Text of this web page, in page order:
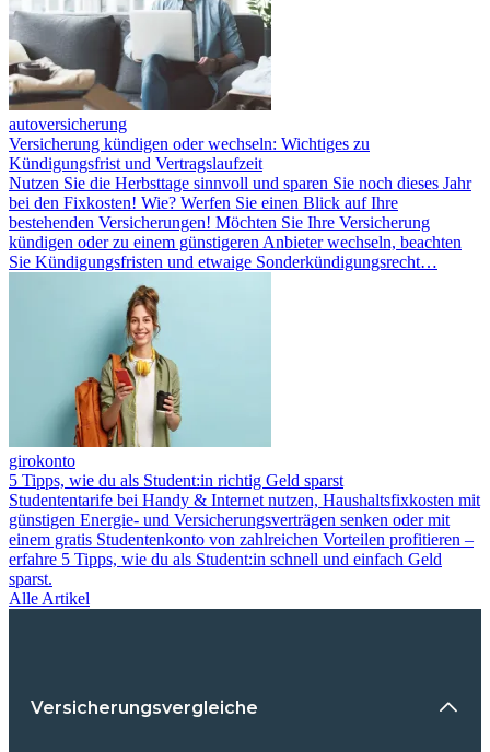
autoversicherung
Versicherung kündigen oder wechseln: Wichtiges zu
Kündigungsfrist und Vertragslaufzeit
Nutzen Sie die Herbsttage sinnvoll und sparen Sie noch dieses Jahr
bei den Fixkosten! Wie? Werfen Sie einen Blick auf Ihre
bestehenden Versicherungen! Möchten Sie Ihre Versicherung
kündigen oder zu einem günstigeren Anbieter wechseln, beachten
Sie Kündigungsfristen und etwaige Sonderkündigungsrecht…
girokonto
5 Tipps, wie du als Student:in richtig Geld sparst
Studententarife bei Handy & Internet nutzen, Haushaltsfixkosten mit
günstigen Energie- und Versicherungsverträgen senken oder mit
einem gratis Studentenkonto von zahlreichen Vorteilen profitieren –
erfahre 5 Tipps, wie du als Student:in schnell und einfach Geld
sparst.
Alle Artikel
Versicherungsvergleiche